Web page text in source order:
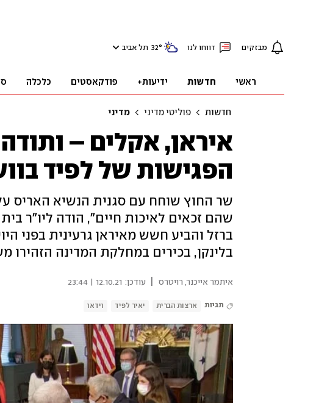
מבזקים דווחו לנו 32° תל אביב
ראשי חדשות ידיעות+ פודקאסטים כלכלה
חדשות פוליטי מדיני מדיני
איראן, אקלים –
הפגישות של לפיד
שר החוץ שוחח עם סגנית הנשיא האריס
שהם זכאים לאיכות חיים", הודה ליו"ר
ברזל והביע חשש מאיראן גרעינית בפני
בלינקן, בכירים במחלקת המדינה הזהירו
איתמר אייכנר, רויטרס עודכן: 12.10.21 | 23:44
תגיות ארצות הברית יאיר לפיד וידאו